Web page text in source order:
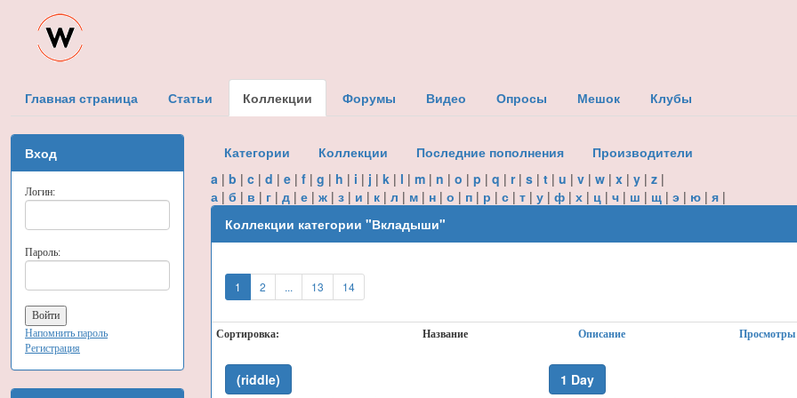
Главная страница Статьи Коллекции Форумы Видео Опросы Мешок Клубы
Вход
Логин:
Пароль:
Напомнить пароль
Регистрация
Категории Коллекции Последние пополнения
Производители
a | b | c | d | e | f | g | h | i | j | k | l | m | n | o | p | q | r| s | t | u | v | w | x | y | z |
а | б | в | г | д | е | ж | з | и | к | л | м | н | о | п | р | с | т | у | ф | х | ц | ч | ш | щ | э | ю | я |
Коллекции категории "Вкладыши"
1 2 ... 13 14
Сортировка: Название Описание Просмотры
(riddle)
1 Day